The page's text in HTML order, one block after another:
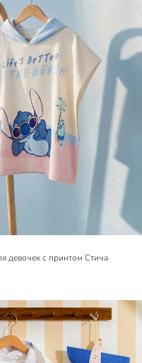
девочек с принтом Стича